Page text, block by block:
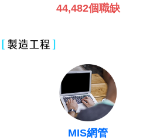
44,482個職缺
MIS網管